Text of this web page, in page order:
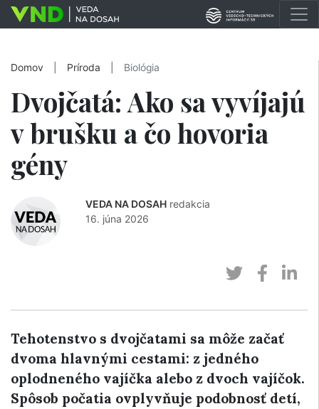
Domov Príroda Biológia
Dvojčatá: Ako sa vyvíjajú
v brušku a čo hovoria
gény
VEDA NA DOSAH redakcia
16. júna 2026
Tehotenstvo s dvojčatami sa môže začať
dvoma hlavnými cestami: z jedného
oplodneného vajíčka alebo z dvoch vajíčok.
Spôsob počatia ovplyvňuje podobnosť detí,